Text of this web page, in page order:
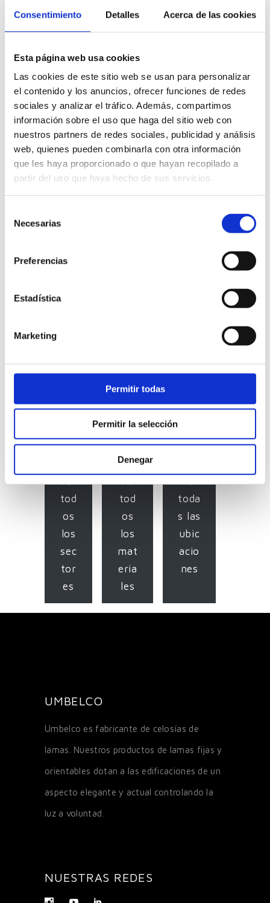
Consentimiento Detalles Acerca de las cookies
Esta página web usa cookies
Las cookies de este sitio web se usan para personalizar
el contenido y los anuncios, ofrecer funciones de redes
sociales y analizar el tráfico. Además, compartimos
información sobre el uso que haga del sitio web con
nuestros partners de redes sociales, publicidad y análisis
web, quienes pueden combinarla con otra información
que les haya proporcionado o que hayan recopilado a
partir del uso que haya hecho de sus servicios.
Necesarias
Preferencias
Estadística
Marketing
Permitir todas
Permitir la selección
Denegar
Sector:Arquitectura industrial
Las nueva fábrica de Ambar, ejemplo de
Ambar es una empresa perteneciente al
Grupo Ágora fundada en el año 1900,
fruto de la abundante producción de
cebada en la ciudad de Zaragoza y su
entorno. [...]
de Huerva
La evolución de las celosías sin maineles,
Centro Civico de Cuarte de Huerva es un
proyecto que cuenta con un diseño
moderno, atractivo y funcional, listo
para dar servicio a una de las [...]
tod
os
los
sec
tor
es
tod
os
los
mat
eria
les
toda
s las
ubic
acio
nes
UMBELCO
Umbelco es fabricante de celosías de
lamas. Nuestros productos de lamas fijas y
orientables dotan a las edificaciones de un
aspecto elegante y actual controlando la
luz a voluntad.
NUESTRAS REDES